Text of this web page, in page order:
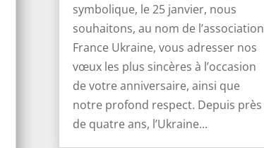
symbolique, le 25 janvier, nous
souhaitons, au nom de l’association
France Ukraine, vous adresser nos
vœux les plus sincères à l’occasion
de votre anniversaire, ainsi que
notre profond respect. Depuis près
de quatre ans, l’Ukraine...